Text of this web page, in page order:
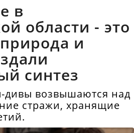
в
области - это
и
синтез
дивы возвышаются над
стражи, хранящие